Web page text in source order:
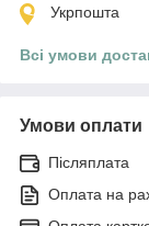
Укрпошта
Всі умови
Умови оплати
Післяплата
Оплата на